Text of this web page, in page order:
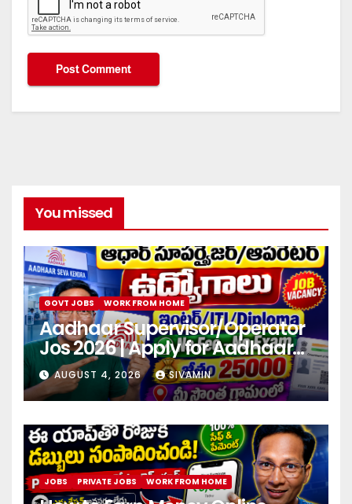
You missed
GOVT JOBS WORK FROM HOME
Aadhaar Supervisor/Operator
Jos 2026 | Apply for Aadhaar
center
AUGUST 4, 2026 SIVAMIN
JOBS PRIVATE JOBS WORK FROM HOME